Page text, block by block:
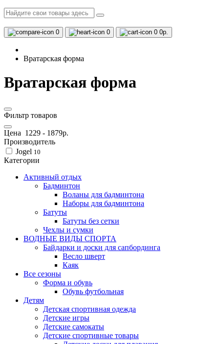
0 0 0 0р.
Вратарская форма
Вратарская форма
Фильтр товаров
Цена 1229 - 1879р.
Производитель
Jogel 10
Категории
Активный отдых
Бадминтон
Воланы для бадминтона
Наборы для бадминтона
Батуты
Батуты без сетки
Чехлы и сумки
ВОДНЫЕ ВИДЫ СПОРТА
Байдарки и доски для сапбординга
Весло шверт
Каяк
Все сезоны
Форма и обувь
Обувь футбольная
Детям
Детская спортивная одежда
Детские игры
Детские самокаты
Детские спортивные товары